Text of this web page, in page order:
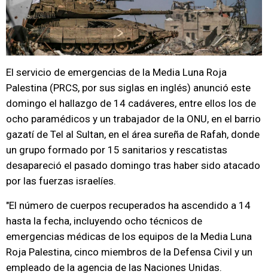
El servicio de emergencias de la Media Luna Roja
Palestina (PRCS, por sus siglas en inglés) anunció este
domingo el hallazgo de 14 cadáveres, entre ellos los de
ocho paramédicos y un trabajador de la ONU, en el barrio
gazatí de Tel al Sultan, en el área sureña de Rafah, donde
un grupo formado por 15 sanitarios y rescatistas
desapareció el pasado domingo tras haber sido atacado
por las fuerzas israelíes.
"El número de cuerpos recuperados ha ascendido a 14
hasta la fecha, incluyendo ocho técnicos de
emergencias médicas de los equipos de la Media Luna
Roja Palestina, cinco miembros de la Defensa Civil y un
empleado de la agencia de las Naciones Unidas.